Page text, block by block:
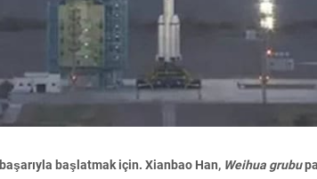
başarıyla başlatmak için. Xianbao Han, Weihua grubu